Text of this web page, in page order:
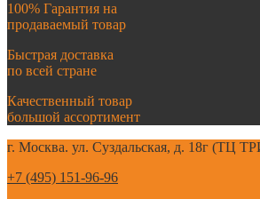
100% Гарантия на
продаваемый товар
Быстрая доставка
по всей стране
Качественный товар
большой ассортимент
г. Москва. ул. Суздальская, д. 18г (ТЦ
+7 (495) 151-96-96